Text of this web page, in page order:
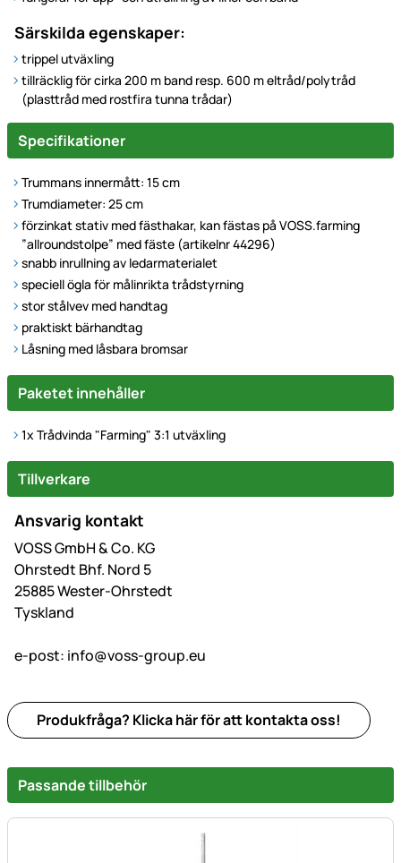
Särskilda egenskaper:
trippel utväxling
tillräcklig för cirka 200 m band resp. 600 m eltråd/polytråd
(plasttråd med rostfira tunna trådar)
Specifikationer
Trummans innermått: 15 cm
Trumdiameter: 25 cm
förzinkat stativ med fästhakar, kan fästas på VOSS.farming
”allroundstolpe” med fäste (artikelnr 44296)
snabb inrullning av ledarmaterialet
speciell ögla för målinrikta trådstyrning
stor stålvev med handtag
praktiskt bärhandtag
Låsning med låsbara bromsar
Paketet innehåller
1x Trådvinda "Farming" 3:1 utväxling
Tillverkare
Ansvarig kontakt
VOSS GmbH & Co. KG
Ohrstedt Bhf. Nord 5
25885 Wester-Ohrstedt
Tyskland
e-post: info@voss-group.eu
Produkfråga? Klicka här för att kontakta oss!
Passande tillbehör